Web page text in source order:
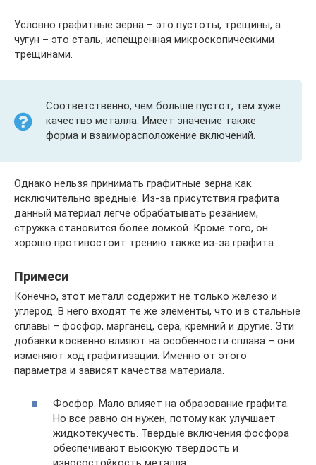
Условно графитные зерна – это пустоты, трещины, а
чугун – это сталь, испещренная микроскопическими
трещинами.
Соответственно, чем больше пустот, тем хуже
качество металла. Имеет значение также
форма и взаиморасположение включений.
Однако нельзя принимать графитные зерна как
исключительно вредные. Из-за присутствия графита
данный материал легче обрабатывать резанием,
стружка становится более ломкой. Кроме того, он
хорошо противостоит трению также из-за графита.
Примеси
Конечно, этот металл содержит не только железо и
углерод. В него входят те же элементы, что и в стальные
сплавы – фосфор, марганец, сера, кремний и другие. Эти
добавки косвенно влияют на особенности сплава – они
изменяют ход графитизации. Именно от этого
параметра и зависят качества материала.
Фосфор. Мало влияет на образование графита.
Но все равно он нужен, потому как улучшает
жидкотекучесть. Твердые включения фосфора
обеспечивают высокую твердость и